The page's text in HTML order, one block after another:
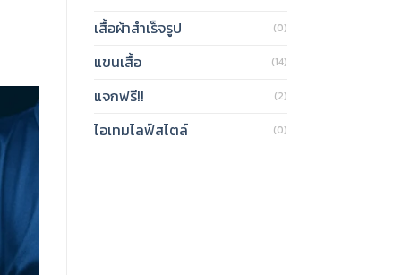
เสื้อผ้าสำเร็จรูป (0)
แขนเสื้อ (14)
แจกฟรี!! (2)
ไอเทมไลฟ์สไตล์ (0)